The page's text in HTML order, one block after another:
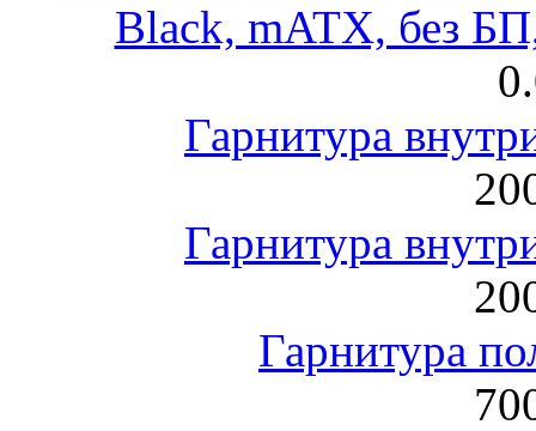
Black, mATX, без
Гарнитура
Гарнитура
Гарнитура